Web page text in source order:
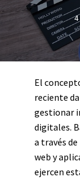
El
reciente
gestionar
digitales.
a través
web y
ejercen